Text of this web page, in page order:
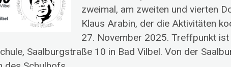
zweimal, am zweiten und vierten
Klaus Arabin, der die Aktivitäten
27. November 2025. Treffpunkt
Saalburgstraße 10 in Bad Vilbel. Von der